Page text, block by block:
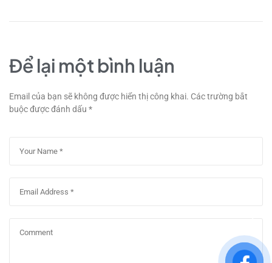
Để lại một bình luận
Email của bạn sẽ không được hiển thị công khai. Các trường bắt
buộc được đánh dấu *